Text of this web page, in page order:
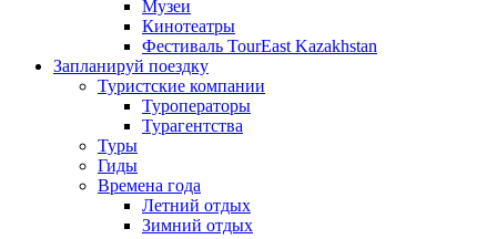
Музеи
Кинотеатры
Фестиваль TourEast Kazakhstan
Запланируй поездку
Туристские компании
Туроператоры
Турагентства
Туры
Гиды
Времена года
Летний отдых
Зимний отдых